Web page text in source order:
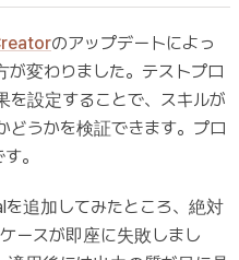
のアップデートによっ
変わりました。テストプロ
を設定することで、スキルが
うかを検証できます。プロ
。
追加してみたところ、絶対
ースが即座に失敗しまし